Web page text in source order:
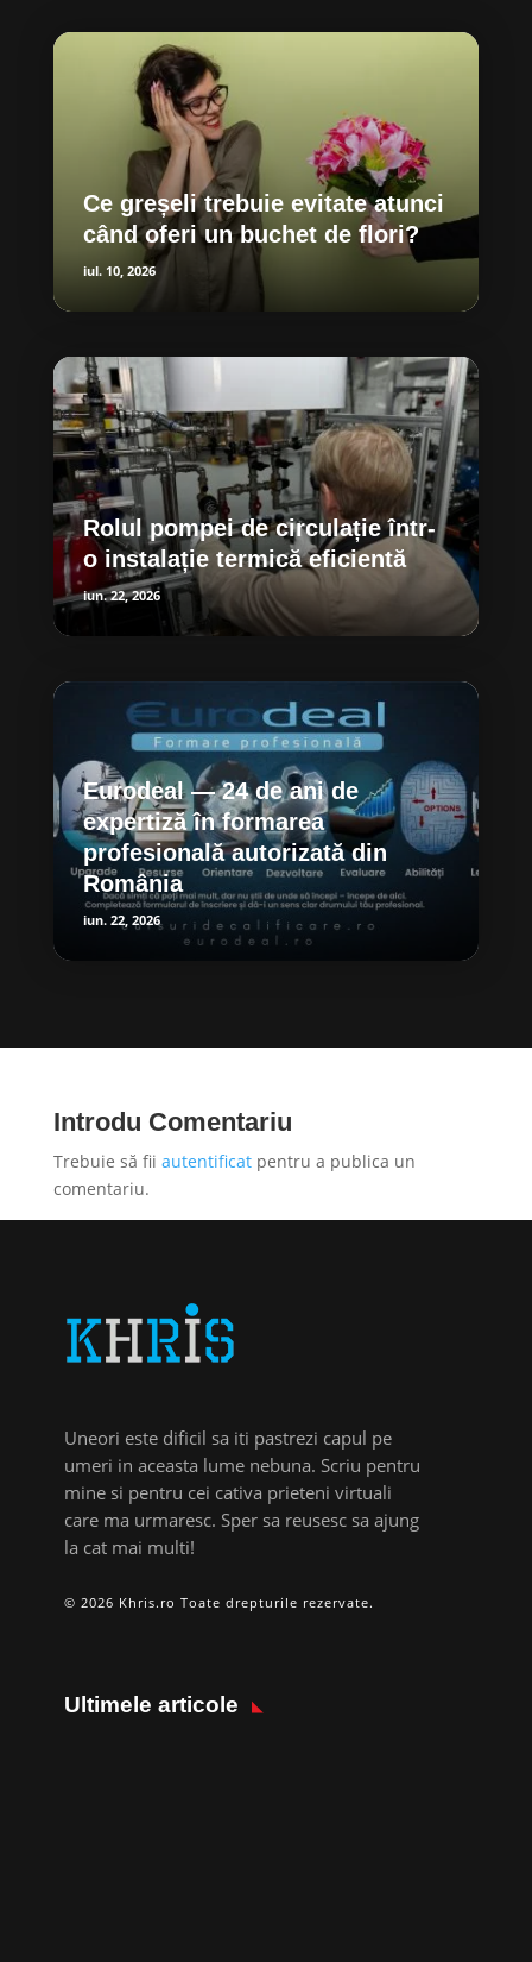
Ce greșeli trebuie evitate atunci
când oferi un buchet de flori?
iul. 10, 2026
Rolul pompei de circulație într-
o instalație termică eficientă
iun. 22, 2026
Eurodeal — 24 de ani de
expertiză în formarea
profesională autorizată din
România
iun. 22, 2026
Introdu Comentariu
Trebuie să fii autentificatpentru a publica un
comentariu.
Uneori este dificil sa iti pastrezi capul pe
umeri in aceasta lume nebuna. Scriu pentru
mine si pentru cei cativa prieteni virtuali
care ma urmaresc. Sper sa reusesc sa ajung
la cat mai multi!
© 2026 Khris.ro Toate drepturile rezervate.
Ultimele articole